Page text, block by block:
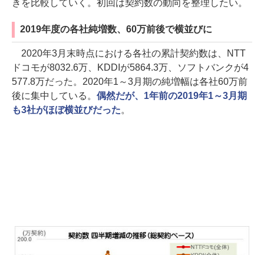
きを比較していく。初回は契約数の動向を整理したい。
2019年度の各社純増数、60万前後で横並びに
2020年3月末時点における各社の累計契約数は、NTT
ドコモが8032.6万、KDDIが5864.3万、ソフトバンクが4
577.8万だった。2020年1～3月期の純増幅は各社60万前
後に集中している。 偶然だが、1年前の2019年1～3月期
も3社がほぼ横並びだった。